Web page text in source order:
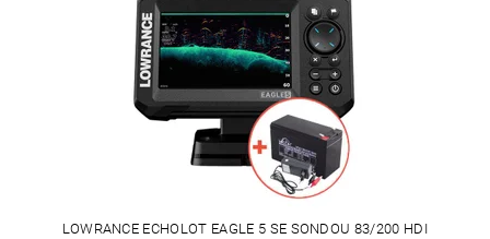
LOWRANCE ECHOLOT EAGLE 5 SE SONDOU 83/200 HDI